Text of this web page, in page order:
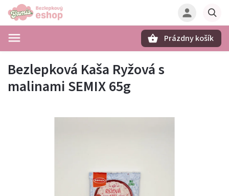
Prázdny košík
Bezlepková Kaša Ryžová s
malinami SEMIX 65g